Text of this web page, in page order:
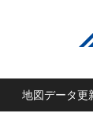
地図データ更